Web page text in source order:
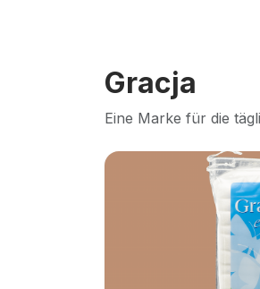
Gracja
Eine Marke für die